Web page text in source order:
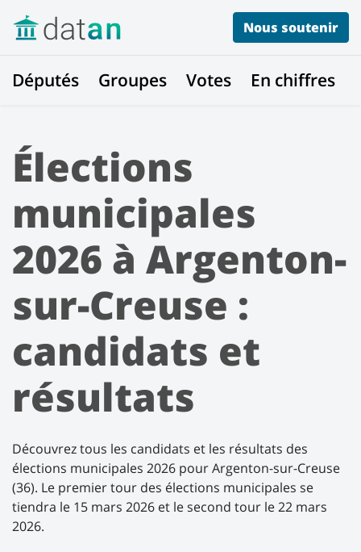
Nous soutenir
Députés Groupes Votes En chiffres
Élections
municipales
2026 à Argenton-
sur-Creuse :
candidats et
résultats
Découvrez tous les candidats et les résultats des
élections municipales 2026 pour Argenton-sur-Creuse
(36). Le premier tour des élections municipales se
tiendra le 15 mars 2026 et le second tour le 22 mars
2026.